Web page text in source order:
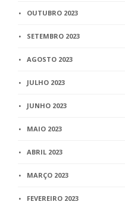
OUTUBRO 2023
SETEMBRO 2023
AGOSTO 2023
JULHO 2023
JUNHO 2023
MAIO 2023
ABRIL 2023
MARÇO 2023
FEVEREIRO 2023